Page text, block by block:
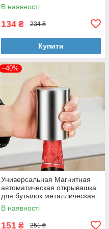
В наявності
134 ₴ 234 ₴
Купити
–40%
Универсальная Магнитная
автоматическая открывашка
для бутылок металлическая
В наявності
151 ₴ 251 ₴